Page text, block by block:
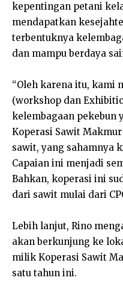
kepentingan petani
mendapatkan
terbentuknya
dan mampu berdaya
“Oleh karena itu, kami
(workshop dan
kelembagaan pekebun
Koperasi Sawit
sawit, yang sahamnya
Capaian ini menjadi
Bahkan, koperasi ini
dari sawit mulai dari
Lebih lanjut, Rino
akan berkunjung ke
milik Koperasi Sawit
satu tahun ini.